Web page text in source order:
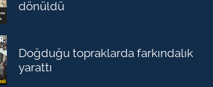
dönüldü
Doğduğu topraklarda farkındalık
yarattı